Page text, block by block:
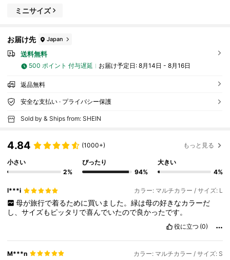
ミニサイズ
お届け先 Japan
送料無料
500 ポイント 付与遅延 お届け予定日: 8月14日 - 8月16日
返品無料
安全な支払い · プライバシー保護
Sold by & Ships from: SHEIN
4.84 (1000+) もっと見る
小さい
2%
ぴったり
94%
大きい
4%
l***i カラー: マルチカラー / サイズ: L
母が旅行で着るために買いました。緑は母の好きなカラーだ
し、サイズもピッタリで喜んでいたので良かったです。
役に立つ (0)
M***n カラー: マルチカラー / サイズ: S